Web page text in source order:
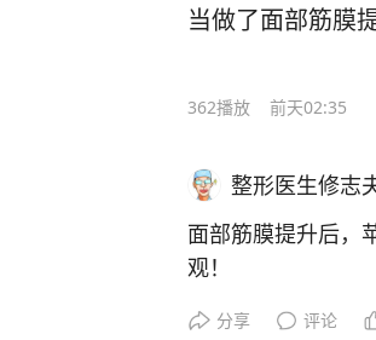
归整，呈现年轻时
当做了面部筋膜
362播放 前天02:35
整形医生修志
面部筋膜提升后，
观！
分享 评论